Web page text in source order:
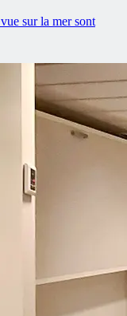
sur la mer sont